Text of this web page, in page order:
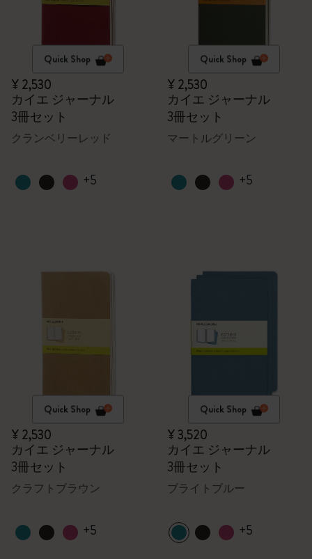
Quick Shop
¥ 2,530
カイエ ジャーナル
3冊セット
クランベリーレッド
+5
Quick Shop
¥ 2,530
カイエ ジャーナル
3冊セット
マートルグリーン
+5
Quick Shop
¥ 2,530
カイエ ジャーナル
3冊セット
クラフトブラウン
+5
Quick Shop
¥ 3,520
カイエ ジャーナル
3冊セット
ブライトブルー
+5